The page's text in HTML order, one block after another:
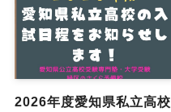
2026年度愛知県私立高校